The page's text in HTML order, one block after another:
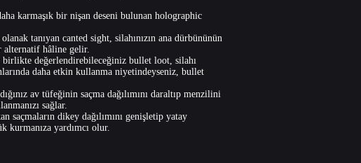
karmaşık bir nişan deseni bulunan holographic
tanıyan canted sight, silahınızın ana dürbününün
alternatif hâline gelir.
değerlendirebileceğiniz bullet loot, silahı
daha etkin kullanma niyetindeyseniz, bullet
av tüfeğinin saçma dağılımını daraltıp menzilini
sağlar.
dikey dağılımını genişletip yatay
kurmanıza yardımcı olur.